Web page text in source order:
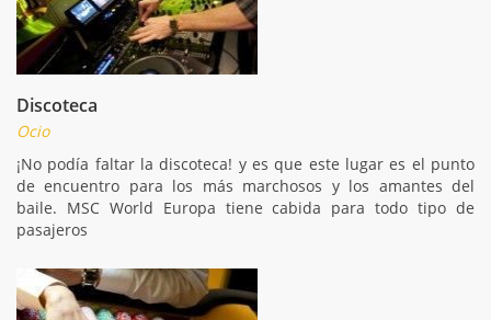
Discoteca
Ocio
¡No podía faltar la discoteca! y es que este lugar es el punto
de encuentro para los más marchosos y los amantes del
baile. MSC World Europa tiene cabida para todo tipo de
pasajeros